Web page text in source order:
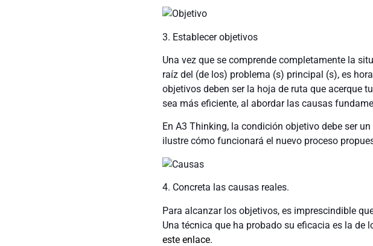
3. Establecer objetivos
Una vez que se comprende completamente la
raíz del (de los) problema (s) principal (s), es
objetivos deben ser la hoja de ruta que acerque
sea más eficiente, al abordar las causas
En A3 Thinking, la condición objetivo debe ser
ilustre cómo funcionará el nuevo proceso
4. Concreta las causas reales.
Para alcanzar los objetivos, es imprescindible
Una técnica que ha probado su eficacia es la de
este enlace.